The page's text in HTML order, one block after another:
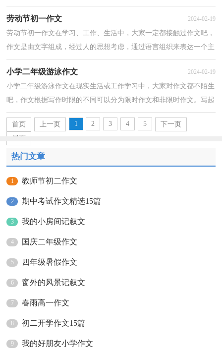
么，怎么去写作文呢？下面是小编为大家收集的中考满分...
劳动节初一作文 2024-02-19
劳动节初一作文在学习、工作、生活中，大家一定都接触过作文吧，
作文是由文字组成，经过人的思想考虑，通过语言组织来表达一个主
题意义的文体。那么你知道一篇好的作文该怎么写吗？下...
小学二年级游泳作文 2024-02-19
小学二年级游泳作文在现实生活或工作学习中，大家对作文都不陌生
吧，作文根据写作时限的不同可以分为限时作文和非限时作文。写起
作文来就毫无头绪？下面是小编帮大家整理的小学二...
首页
上一页 1 2 3 4 5
下一页
尾页
热门文章
1 教师节初二作文
2 期中考试作文精选15篇
3 我的小房间记叙文
4 国庆二年级作文
5 四年级暑假作文
6 窗外的风景记叙文
7 春雨高一作文
8 初二开学作文15篇
9 我的好朋友小学作文